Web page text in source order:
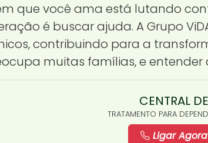
que você ama está lutando
é buscar ajuda. A Grupo
contribuindo para a
muitas famílias, e
CENTRAL
TRATAMENTO PARA
Ligar Agora